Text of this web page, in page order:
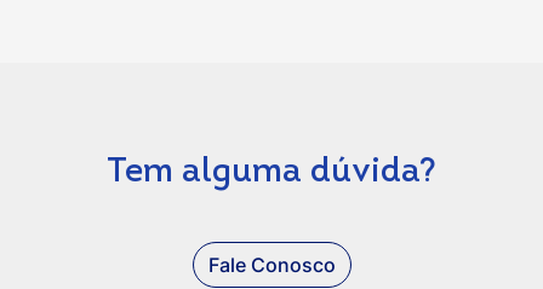
Tem alguma dúvida?
Fale Conosco